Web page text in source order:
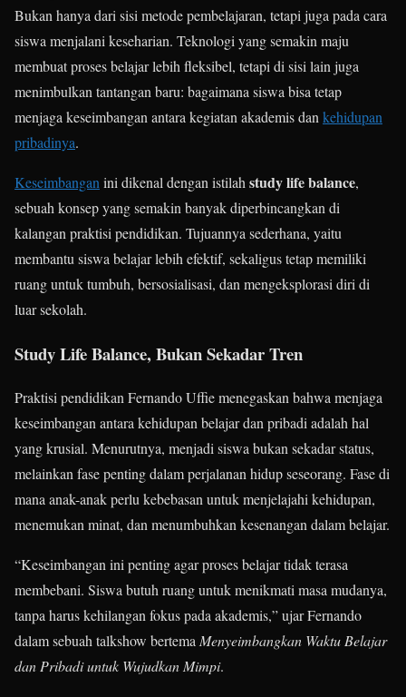
Bukan hanya dari sisi metode pembelajaran, tetapi juga pada cara
siswa menjalani keseharian. Teknologi yang semakin maju
membuat proses belajar lebih fleksibel, tetapi di sisi lain juga
menimbulkan tantangan baru: bagaimana siswa bisa tetap
menjaga keseimbangan antara kegiatan akademis dan kehidupan
pribadinya.
Keseimbangan ini dikenal dengan istilah study life balance,
sebuah konsep yang semakin banyak diperbincangkan di
kalangan praktisi pendidikan. Tujuannya sederhana, yaitu
membantu siswa belajar lebih efektif, sekaligus tetap memiliki
ruang untuk tumbuh, bersosialisasi, dan mengeksplorasi diri di
luar sekolah.
Study Life Balance, Bukan Sekadar Tren
Praktisi pendidikan Fernando Uffie menegaskan bahwa menjaga
keseimbangan antara kehidupan belajar dan pribadi adalah hal
yang krusial. Menurutnya, menjadi siswa bukan sekadar status,
melainkan fase penting dalam perjalanan hidup seseorang. Fase di
mana anak-anak perlu kebebasan untuk menjelajahi kehidupan,
menemukan minat, dan menumbuhkan kesenangan dalam belajar.
“Keseimbangan ini penting agar proses belajar tidak terasa
membebani. Siswa butuh ruang untuk menikmati masa mudanya,
tanpa harus kehilangan fokus pada akademis,” ujar Fernando
dalam sebuah talkshow bertemaMenyeimbangkan Waktu Belajar
dan Pribadi untuk Wujudkan Mimpi.